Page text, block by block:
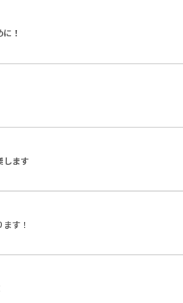
！
します
す！